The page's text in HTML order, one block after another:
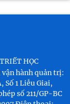
HỌC
hành quản trị:
Số 1 Liễu Giai,
số 211/GP-BC